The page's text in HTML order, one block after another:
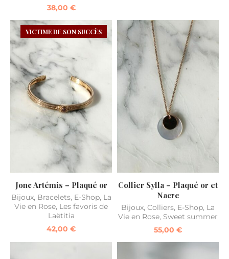
38,00 €
VICTIME DE SON SUCCÈS
Jonc Artémis – Plaqué or
Bijoux, Bracelets, E-Shop, La
Vie en Rose, Les favoris de
Laëtitia
42,00 €
Collier Sylla – Plaqué or et
Nacre
Bijoux, Colliers, E-Shop, La
Vie en Rose, Sweet summer
55,00 €